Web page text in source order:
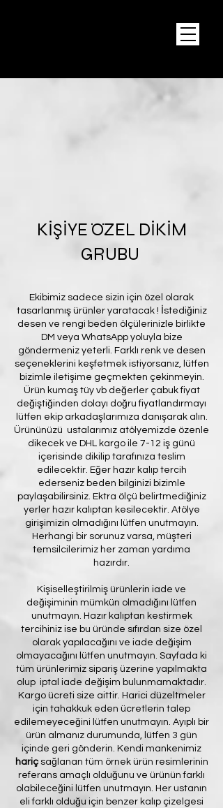
KİŞİYE ÖZEL DİKİM
GRUBU
Ekibimiz sadece sizin için özel olarak
tasarlanmış ürünler yaratacak ! İstediğiniz
desen ve rengi beden ölçülerinizle birlikte
DM veya WhatsApp yoluyla bize
göndermeniz yeterli. Farklı renk ve desen
seçeneklerini keşfetmek istiyorsanız, lütfen
bizimle iletişime geçmekten çekinmeyin.
Ürün kumaş tüy vb değerler çabuk fiyat
değiştiğinden dolayı doğru fiyatlandırmayı
lütfen ekip arkadaşlarımıza danışarak alın.
Ürününüzü ustalarımız atölyemizde özenle
dikecek ve DHL kargo ile 7-12 iş günü
içerisinde dikilip tarafınıza teslim
edilecektir. Eğer hazır kalıp tercih
ederseniz beden bilginizi bizimle
paylaşabilirsiniz. Ektra ölçü belirtmediğiniz
yerler hazır kalıptan kesilecektir. Atölye
girişimizin olmadığını lütfen unutmayın.
Herhangi bir sorunuz varsa, müşteri
temsilcilerimiz her zaman yardıma
hazırdır.
Kişiselleştirilmiş ürünlerin iade ve
değişiminin mümkün olmadığını lütfen
unutmayın. Hazır kalıptan kestirmek
tercihiniz ise bu üründe sıfırdan size özel
olarak yapılacağını ve iade değişim
olmayacağını lütfen unutmayın. Sayfada ki
tüm ürünlerimiz sipariş üzerine yapılmakta
olup iptal iade değişim bulunmamaktadır.
Kargo ücreti size aittir. Harici düzeltmeler
için tahakkuk eden ücretlerin talep
edilemeyeceğini lütfen unutmayın. Ayıplı bir
ürün almanız durumunda, lütfen 3 gün
içinde geri gönderin. Kendi mankenimiz
hariçsağlanan tüm örnek ürün resimlerinin
referans amaçlı olduğunu ve ürünün farklı
olabileceğini lütfen unutmayın. Her ustanın
eli farklı olduğu için benzer kalıp çizelgesi